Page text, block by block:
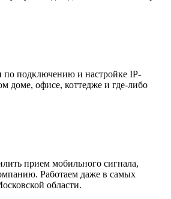
по подключению и настройке IP-
доме, офисе, коттедже и где-либо
прием мобильного сигнала,
Работаем даже в самых
области.